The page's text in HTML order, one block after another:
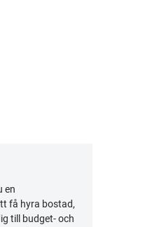
en
få hyra bostad,
till budget- och